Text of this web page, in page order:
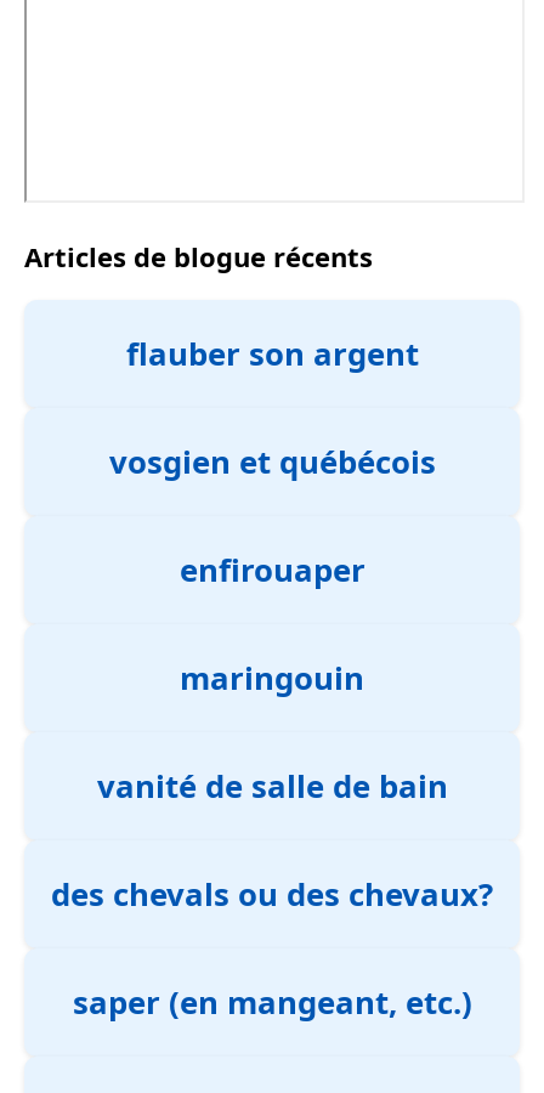
Articles de blogue récents
flauber son argent
vosgien et québécois
enfirouaper
maringouin
vanité de salle de bain
des chevals ou des chevaux?
saper (en mangeant, etc.)